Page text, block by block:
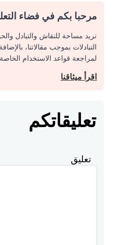
مرحبا بكم في فضاء
نريد مساحة للنقاش والتبادل
التبادلات بموجب مقالاتنا،
لمراجعة قواعد الاستخدام الخاصة
اقرأ ميثاقنا
تعليقاتكم
تعليق